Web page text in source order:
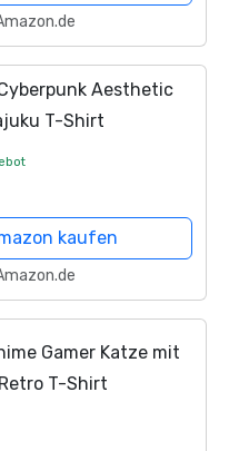
Aesthetic
T-Shirt
kaufen
Gamer Katze mit
T-Shirt